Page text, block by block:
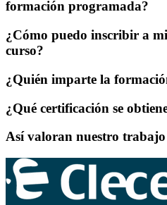
formación programada?
¿Cómo puedo inscribir a
curso?
¿Quién imparte la
¿Qué certificación se
Así valoran nuestro trabajo